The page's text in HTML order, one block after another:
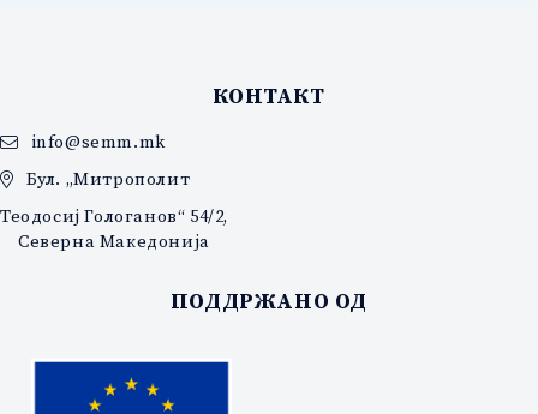
КОНТАКТ
info@semm.mk
Бул. „Митрополит
Теодосиј Гологанов“ 54/2,
Северна Македонија
ПОДДРЖАНО ОД